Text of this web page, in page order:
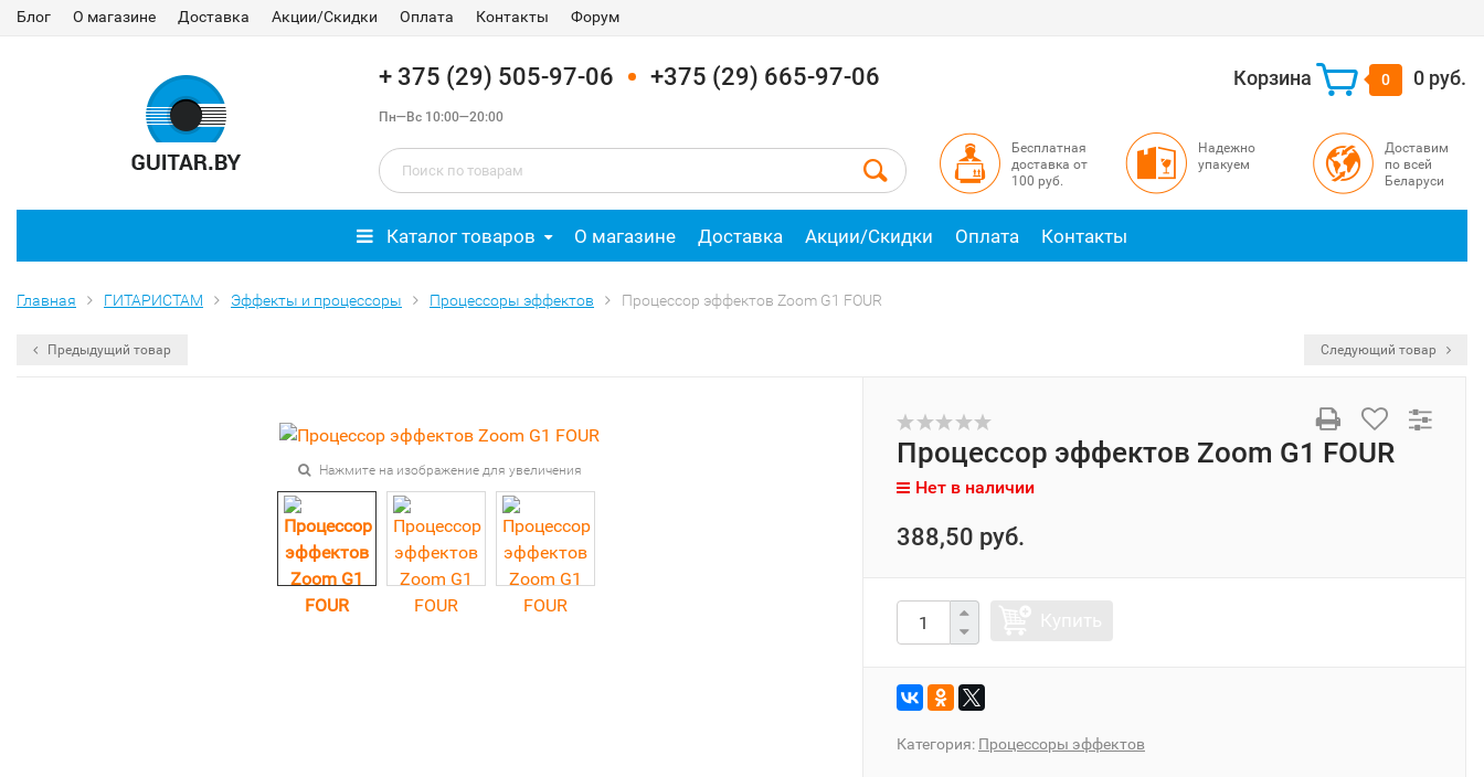
Блог О магазине Доставка Акции/Скидки Оплата Контакты Форум
+ 375 (29) 505-97-06 +375 (29) 665-97-06
Пн—Вс 10:00—20:00
Корзина 0 0 руб.
Бесплатная
доставка от
100 руб.
Надежно
упакуем
Доставим
по всей
Беларуси
Каталог товаров О магазине Доставка Акции/Скидки Оплата Контакты
Главная ГИТАРИСТАМ Эффекты и процессоры Процессоры эффектов Процессор эффектов Zoom G1 FOUR
Предыдущий товар Следующий товар
Нажмите на изображение для увеличения
Процессор эффектов Zoom G1 FOUR
Нет в наличии
388,50 руб.
Категория: Процессоры эффектов